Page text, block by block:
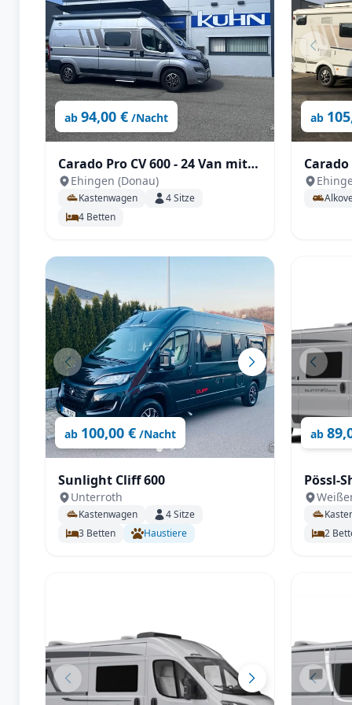
ab 94,00 € /Nacht
Carado Pro CV 600 - 24 Van mit
Aufstelldach, TV, Automatik
uvm.
Ehingen (Donau)
Kastenwagen 4Sitze
4 Betten
ab
Carado
ab 100,00 € /Nacht
Sunlight Cliff 600
Unterroth
Kastenwagen 4Sitze
3 Betten Haustiere
ab
Pössl-
2